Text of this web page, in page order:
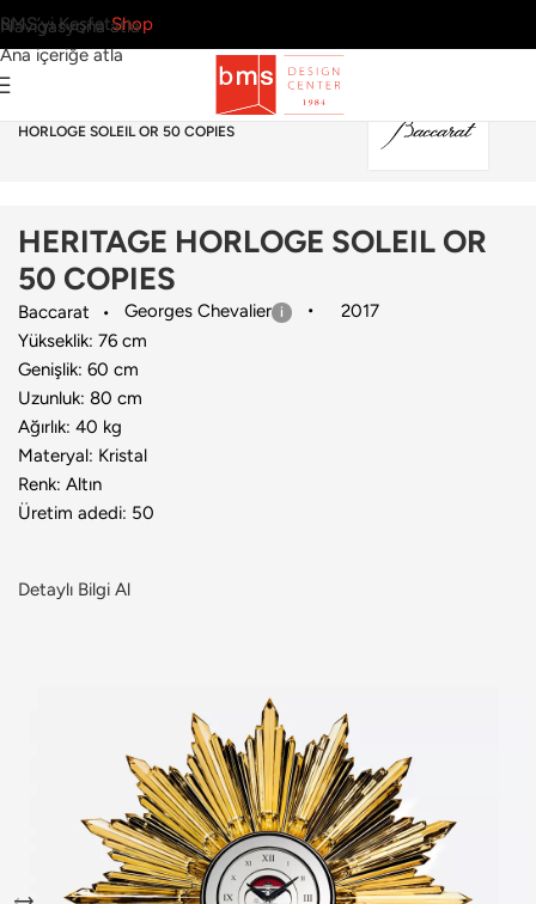
Navigasyona atla
Ana içeriğe atla
BMS’yi KeşfetShop
Baccarat›HERITAGE
HORLOGE SOLEIL OR 50 COPIES
HERITAGE HORLOGE SOLEIL OR
50 COPIES
Baccarat Georges Chevalier
2017
Yükseklik: 76 cm
Genişlik: 60 cm
Uzunluk: 80 cm
Ağırlık: 40 kg
Materyal: Kristal
Renk: Altın
Üretim adedi: 50
Detaylı Bilgi Al